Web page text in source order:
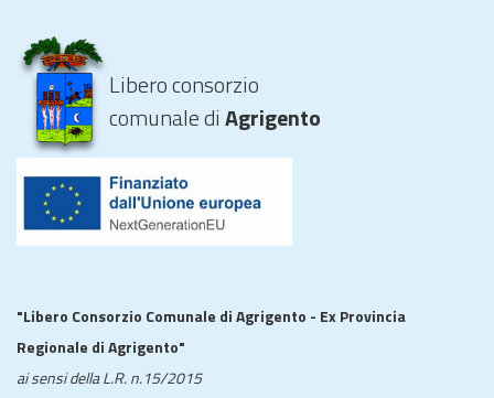
Libero consorzio
comunale diAgrigento
"Libero Consorzio Comunale di Agrigento - Ex Provincia
Regionale di Agrigento"
ai sensi della L.R. n.15/2015